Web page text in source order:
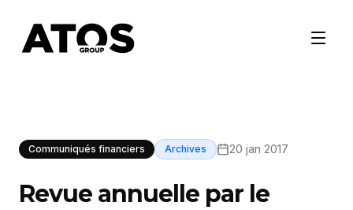
Communiqués financiers Archives 20 jan 2017
Revue annuelle par le